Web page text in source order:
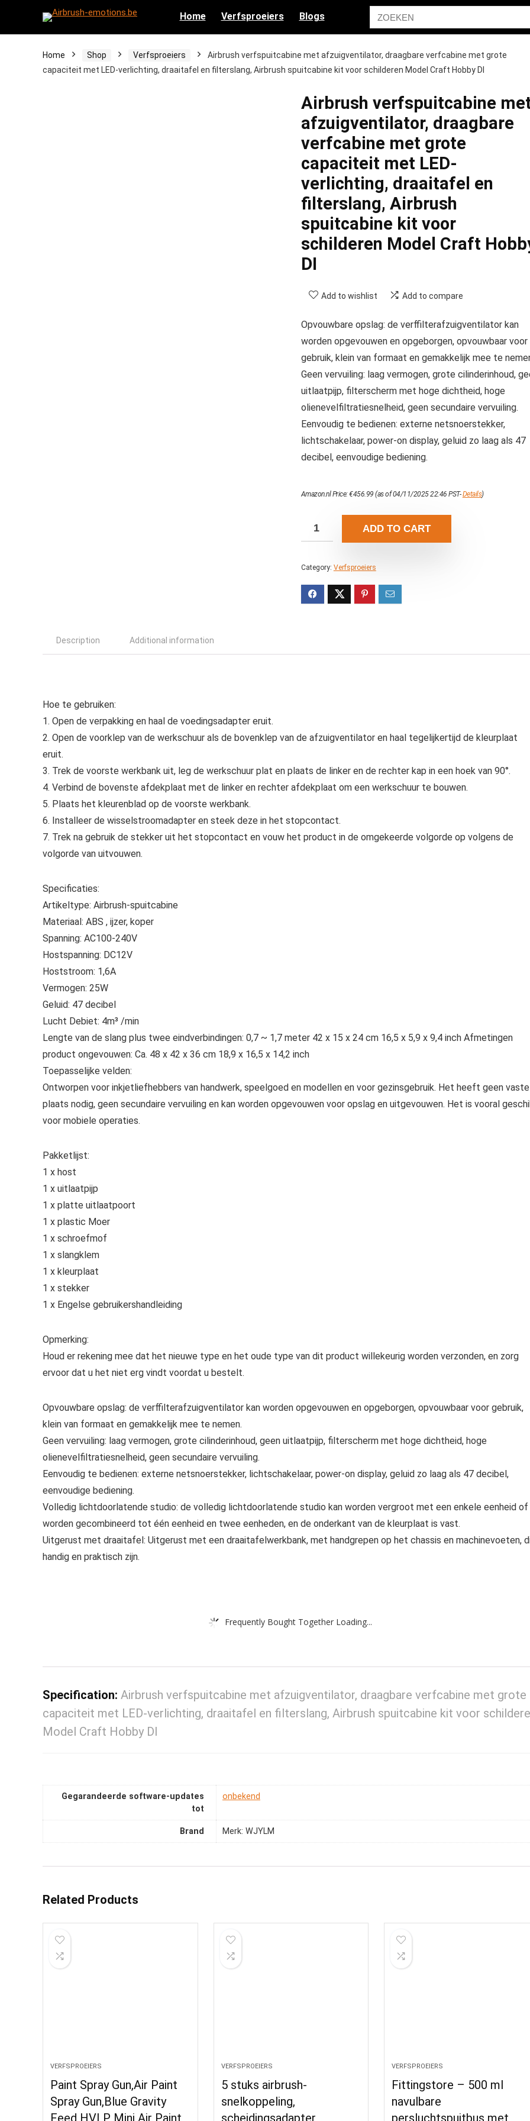
Home Verfsproeiers Blogs
Home Shop Verfsproeiers
Airbrush verfspuitcabine met afzuigventilator, draagbare verfcabine met grote
capaciteit met LED-verlichting, draaitafel en filterslang, Airbrush spuitcabine kit voor schilderen Model Craft Hobby DI
Airbrush verfspuitcabine
afzuigventilator, draagbare
verfcabine met grote
capaciteit met LED-
verlichting, draaitafel en
filterslang, Airbrush
spuitcabine kit voor
schilderen Model Craft
DI
Add to wishlist Add to compare
Opvouwbare opslag: de verffilterafzuigventilator kan
worden opgevouwen en opgeborgen, opvouwbaar voor
gebruik, klein van formaat en gemakkelijk mee te
Geen vervuiling: laag vermogen, grote cilinderinhoud,
uitlaatpijp, filterscherm met hoge dichtheid, hoge
olienevelfiltratiesnelheid, geen secundaire vervuiling.
Eenvoudig te bedienen: externe netsnoerstekker,
lichtschakelaar, power-on display, geluid zo laag als 47
decibel, eenvoudige bediening.
Amazon.nl Price:€456.99 (as of 04/11/2025 22:46 PST-Details)
ADD TO CART
Category: Verfsproeiers
Description Additional information
Hoe te gebruiken:
1. Open de verpakking en haal de voedingsadapter eruit.
2. Open de voorklep van de werkschuur als de bovenklep van de afzuigventilator en haal tegelijkertijd de kleurplaat
eruit.
3. Trek de voorste werkbank uit, leg de werkschuur plat en plaats de linker en de rechter kap in een hoek van 90°.
4. Verbind de bovenste afdekplaat met de linker en rechter afdekplaat om een werkschuur te bouwen.
5. Plaats het kleurenblad op de voorste werkbank.
6. Installeer de wisselstroomadapter en steek deze in het stopcontact.
7. Trek na gebruik de stekker uit het stopcontact en vouw het product in de omgekeerde volgorde op volgens de
volgorde van uitvouwen.
Specificaties:
Artikeltype: Airbrush-spuitcabine
Materiaal: ABS , ijzer, koper
Spanning: AC100-240V
Hostspanning: DC12V
Hoststroom: 1,6A
Vermogen: 25W
Geluid: 47 decibel
Lucht Debiet: 4m³ /min
Lengte van de slang plus twee eindverbindingen: 0,7 ~ 1,7 meter 42 x 15 x 24 cm 16,5 x 5,9 x 9,4 inch Afmetingen
product ongevouwen: Ca. 48 x 42 x 36 cm 18,9 x 16,5 x 14,2 inch
Toepasselijke velden:
Ontworpen voor inkjetliefhebbers van handwerk, speelgoed en modellen en voor gezinsgebruik. Het heeft geen vaste
plaats nodig, geen secundaire vervuiling en kan worden opgevouwen voor opslag en uitgevouwen. Het is vooral
voor mobiele operaties.
Pakketlijst:
1 x host
1 x uitlaatpijp
1 x platte uitlaatpoort
1 x plastic Moer
1 x schroefmof
1 x slangklem
1 x kleurplaat
1 x stekker
1 x Engelse gebruikershandleiding
Opmerking:
Houd er rekening mee dat het nieuwe type en het oude type van dit product willekeurig worden verzonden, en zorg
ervoor dat u het niet erg vindt voordat u bestelt.
Opvouwbare opslag: de verffilterafzuigventilator kan worden opgevouwen en opgeborgen, opvouwbaar voor gebruik,
klein van formaat en gemakkelijk mee te nemen.
Geen vervuiling: laag vermogen, grote cilinderinhoud, geen uitlaatpijp, filterscherm met hoge dichtheid, hoge
olienevelfiltratiesnelheid, geen secundaire vervuiling.
Eenvoudig te bedienen: externe netsnoerstekker, lichtschakelaar, power-on display, geluid zo laag als 47 decibel,
eenvoudige bediening.
Volledig lichtdoorlatende studio: de volledig lichtdoorlatende studio kan worden vergroot met een enkele eenheid of
worden gecombineerd tot één eenheid en twee eenheden, en de onderkant van de kleurplaat is vast.
Uitgerust met draaitafel: Uitgerust met een draaitafelwerkbank, met handgrepen op het chassis en machinevoeten,
handig en praktisch zijn.
Frequently Bought Together Loading...
Specification: Airbrush verfspuitcabine met afzuigventilator, draagbare verfcabine met grote
capaciteit met LED-verlichting, draaitafel en filterslang, Airbrush spuitcabine kit voor
Model Craft Hobby DI
Gegarandeerde software-updates
tot
‎onbekend
Brand Merk: WJYLM
Related Products
VERFSPROEIERS
Paint Spray Gun,Air Paint
Spray Gun,Blue Gravity
Feed HVLP Mini Air Paint
VERFSPROEIERS
5 stuks airbrush-
snelkoppeling,
scheidingsadapter,
VERFSPROEIERS
Fittingstore – 500 ml
navulbare
persluchtspuitbus met